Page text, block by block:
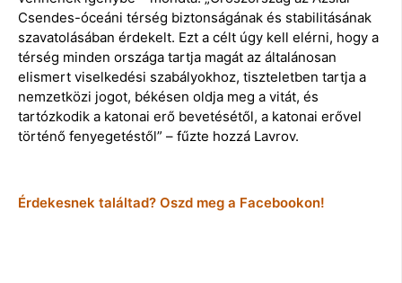
Csendes-óceáni térség biztonságának és stabilitásának
szavatolásában érdekelt. Ezt a célt úgy kell elérni, hogy a
térség minden országa tartja magát az általánosan
elismert viselkedési szabályokhoz, tiszteletben tartja a
nemzetközi jogot, békésen oldja meg a vitát, és
tartózkodik a katonai erő bevetésétől, a katonai erővel
történő fenyegetéstől” – fűzte hozzá Lavrov.
Érdekesnek találtad? Oszd meg a Facebookon!